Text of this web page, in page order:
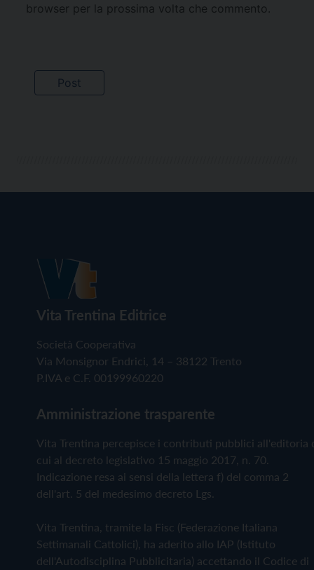
browser per la prossima volta che commento.
Vita Trentina Editrice
Società Cooperativa
Via Monsignor Endrici, 14 – 38122 Trento
P.IVA e C.F. 00199960220
Amministrazione trasparente
Vita Trentina percepisce i contributi pubblici all'editoria
cui al decreto legislativo 15 maggio 2017, n. 70.
Indicazione resa ai sensi della lettera f) del comma 2
dell'art. 5 del medesimo decreto Lgs.
Vita Trentina, tramite la Fisc (Federazione Italiana
Settimanali Cattolici), ha aderito allo IAP (Istituto
dell'Autodisciplina Pubblicitaria) accettando il Codice di